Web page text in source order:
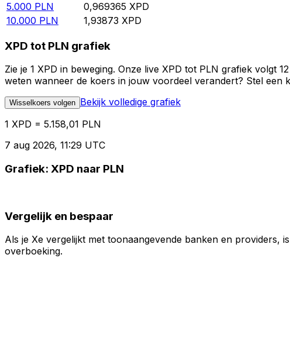
5.000 PLN 0,969365 XPD
10.000 PLN 1,93873 XPD
XPD tot PLN grafiek
Zie je 1 XPD in beweging. Onze live XPD tot PLN grafiek volgt
weten wanneer de koers in jouw voordeel verandert? Stel
Wisselkoers volgen Bekijk volledige grafiek
1 XPD = 5.158,01 PLN
7 aug 2026, 11:29 UTC
Grafiek: XPD naar PLN
Vergelijk en bespaar
Als je Xe vergelijkt met toonaangevende banken en providers,
overboeking.